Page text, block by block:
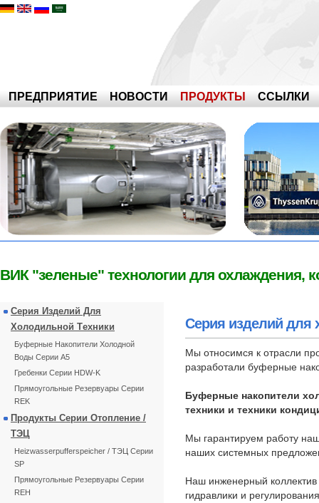
ПРЕДПРИЯТИЕ НОВОСТИ ПРОДУКТЫ ССЫЛКИ
ВИК "зеленые" технологии для охлаждения,
Серия Изделий Для
Холодильной Тeхники
Буферные Накопители Холодной
Воды Серии A5
Гребенки Серии HDW-K
Прямоугольные Резервуары Серии
REK
Продукты Серии Отопление /
ТЭЦ
Heizwasserpufferspeicher / ТЭЦ Серии
SP
Прямоугольные Резервуары Серии
REH
Серия изделий для
Мы относимся к отрасли
разработали буферные
Буферные накопители
тeхники и техники
Мы гарантируем работу
наших системных
Наш инженерный коллектив
гидравлики и